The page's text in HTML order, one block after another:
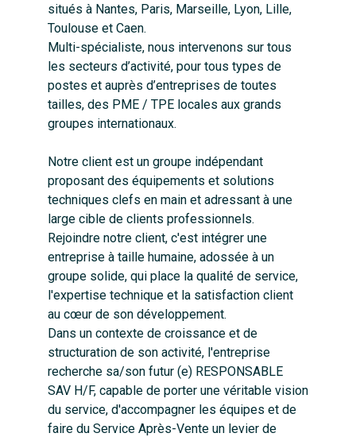
situés à Nantes, Paris, Marseille, Lyon, Lille,
Toulouse et Caen.
Multi-spécialiste, nous intervenons sur tous
les secteurs d’activité, pour tous types de
postes et auprès d’entreprises de toutes
tailles, des PME / TPE locales aux grands
groupes internationaux.
Notre client est un groupe indépendant
proposant des équipements et solutions
techniques clefs en main et adressant à une
large cible de clients professionnels.
Rejoindre notre client, c'est intégrer une
entreprise à taille humaine, adossée à un
groupe solide, qui place la qualité de service,
l'expertise technique et la satisfaction client
au cœur de son développement.
Dans un contexte de croissance et de
structuration de son activité, l'entreprise
recherche sa/son futur (e) RESPONSABLE
SAV H/F, capable de porter une véritable vision
du service, d'accompagner les équipes et de
faire du Service Après-Vente un levier de